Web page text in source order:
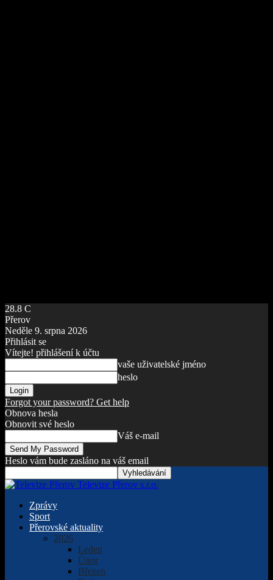
28.8 C
Přerov
Neděle 9. srpna 2026
Přihlásit se
Vítejte! přihlášení k účtu
vaše uživatelské jméno
heslo
Forgot your password? Get help
Obnova hesla
Obnovit své heslo
Váš e-mail
Heslo vám bude zasláno na váš email
Televize Přerov s.r.o.
Zprávy
Sport
Přerovské aktuality
2026
Leden
Únor
Březen